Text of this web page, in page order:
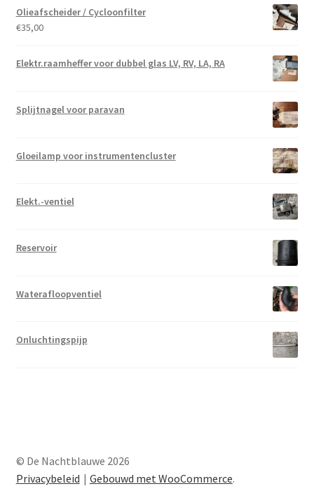
Olieafscheider / Cycloonfilter
€35,00
Elektr.raamheffer voor dubbel glas LV, RV, LA, RA
Splijtnagel voor paravan
Gloeilamp voor instrumentencluster
Elekt.-ventiel
Reservoir
Waterafloopventiel
Onluchtingspijp
© De Nachtblauwe 2026
Privacybeleid
Gebouwd met WooCommerce.